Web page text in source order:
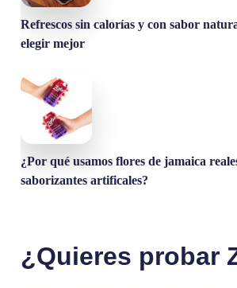
Refrescos sin calorías y con sabor
elegir mejor
¿Por qué usamos flores de jamaica
saborizantes artificales?
¿Quieres probar